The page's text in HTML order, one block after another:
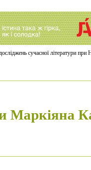
сучасної літератури
Маркіяна